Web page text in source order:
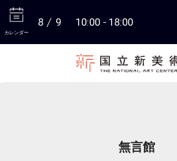
カレンダー
8 9 10:00 18:00
無言館